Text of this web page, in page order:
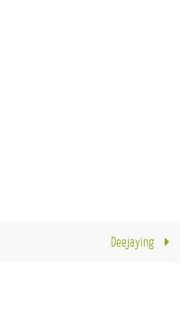
Deejaying